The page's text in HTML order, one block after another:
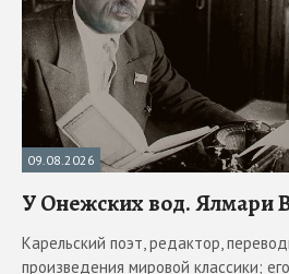
09.08.2026
У Онежских вод. Ялмари
Карельский поэт, редактор,
произведения мировой классики;